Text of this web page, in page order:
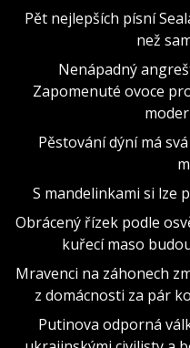
Pět nejlepších písní
než
Nenápadný
Zapomenuté ovoce
Pěstování dýní má
S mandelinkami si lze
Obrácený řízek podle
kuřecí maso
Mravenci na záhonech
z domácnosti za pár
Putinova odporná